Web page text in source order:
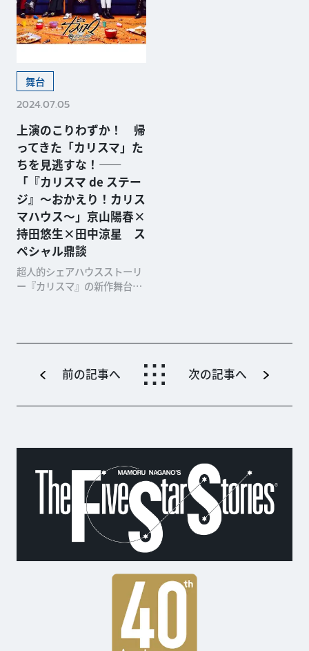
舞台
2024.07.05
上演のこりわずか！ 帰
ってきた「カリスマ」た
ちを見逃すな！——
「『カリスマ de ステー
ジ』〜おかえり！カリス
マハウス〜」京山陽春×
持田悠生×田中涼星 ス
ペシャル鼎談
超人的シェアハウスストーリ
ー『カリスマ』の新作舞台
で、東京・品川プリンスホテ
す。前作を超えるシュ...
前の記事へ 次の記事へ